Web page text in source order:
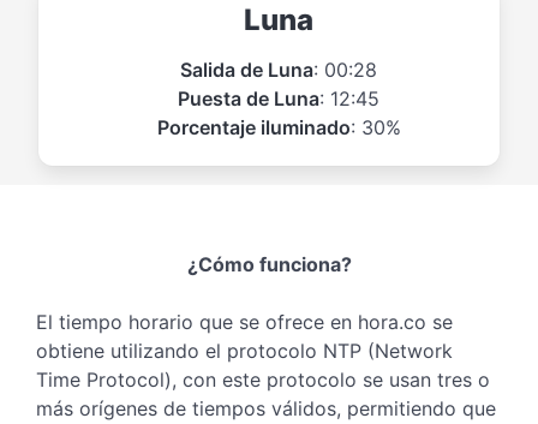
Luna
Salida de Luna: 00:28
Puesta de Luna: 12:45
Porcentaje iluminado: 30%
¿Cómo funciona?
El tiempo horario que se ofrece en hora.co se
obtiene utilizando el protocolo NTP (Network
Time Protocol), con este protocolo se usan tres o
más orígenes de tiempos válidos, permitiendo que